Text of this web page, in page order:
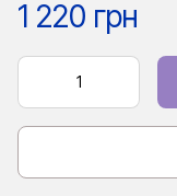
1 220 грн